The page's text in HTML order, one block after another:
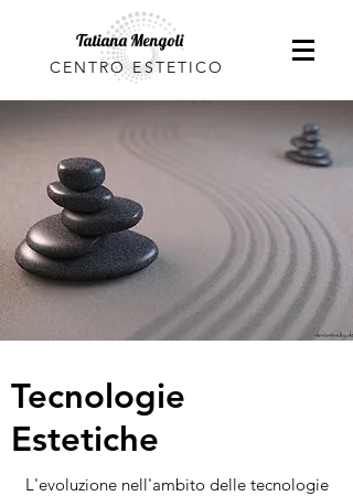
Tatiana Mengoli
CENTRO ESTETICO
Tecnologie
Estetiche
L'evoluzione nell'ambito delle tecnologie